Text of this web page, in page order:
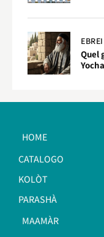
EBREI
Quel
HOME
CATALOGO
KOLÒT
PARASHÀ
MAAMÀR